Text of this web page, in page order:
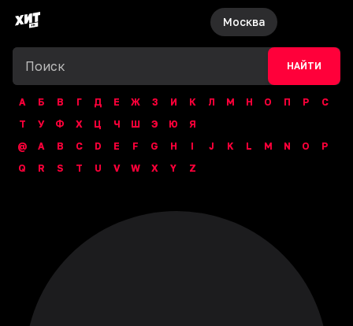
Москва
НАЙТИ
А Б В Г Д Е Ж З И К Л М Н О П Р
С
Т
У Ф Х Ц Ч Ш Э Ю
Я
@
A B C D E F G H I J K L M N O
P
Q
R S T U V W X Y Z